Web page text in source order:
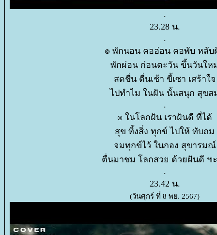
.
23.28 น.
.
๏ พักนอน คออ่อน คอพับ หลับ
พักผ่อน ก่อนตะวัน ขึ้นวันให
สดชื่น ตื่นเช้า ขี้เซา เศร้าใจ
ไปทำไม ในฝัน นั้นสนุก สุขส
.
๏ ในโลกฝัน เราฝันดี ที่ได้
สุข ทิ้งสิ่ง ทุกข์ ไปให้ ทับถม
จมทุกข์ไว้ ในกอง สุขารมณ์
ตื่นมาชม โลกสวย ด้วยฝันดี
.
23.42 น.
(วันศุกร์ ที่ 8 พย. 2567)